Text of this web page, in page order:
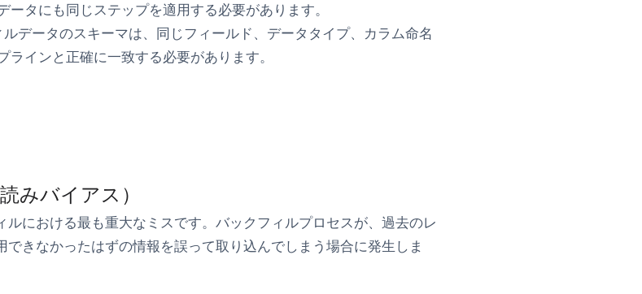
ータにも同じステップを適用する必要があります。
データのスキーマは、同じフィールド、データタイプ、カラム命名
インと正確に一致する必要があります。
みバイアス）
ルにおける最も重大なミスです。バックフィルプロセスが、過去のレ
できなかったはずの情報を誤って取り込んでしまう場合に発生しま